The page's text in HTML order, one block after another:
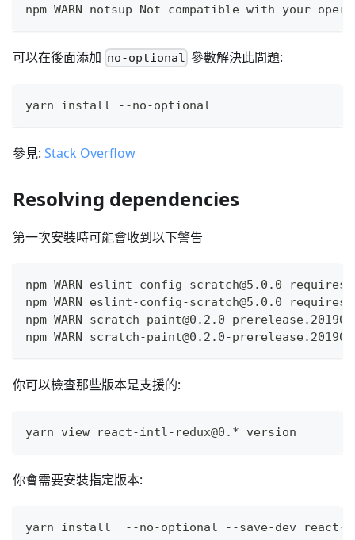
npm WARN notsup Not compatible with your
可以在後面添加 no-optional 參數解決此問題:
yarn install --no-optional
參見: Stack Overflow
Resolving dependencies
第一次安裝時可能會收到以下警告
npm WARN eslint-config-scratch@5.0.0
npm WARN eslint-config-scratch@5.0.0
npm WARN scratch-paint@0.2.0-
npm WARN scratch-paint@0.2.0-
你可以檢查那些版本是支援的:
yarn view react-intl-redux@0.* version
你會需要安裝指定版本:
yarn install  --no-optional --save-dev react-